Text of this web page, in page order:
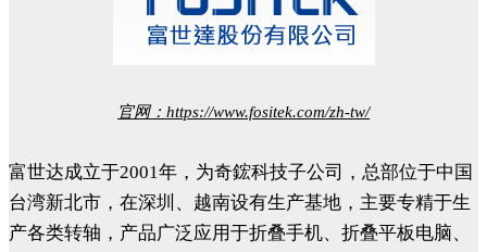
官网： https://www.fositek.com/zh-tw/
富世达成立于2001年，为奇鋐科技子公司，总部位于中国
台湾新北市，在深圳、越南设有生产基地，主要专精于生
产各类转轴，产品广泛应用于折叠手机、折叠平板电脑、